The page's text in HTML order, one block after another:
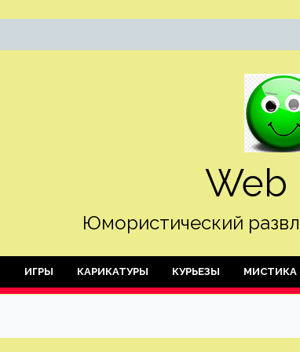
Web
Юмористический
ИГРЫ КАРИКАТУРЫ КУРЬЕЗЫ МИСТИКА